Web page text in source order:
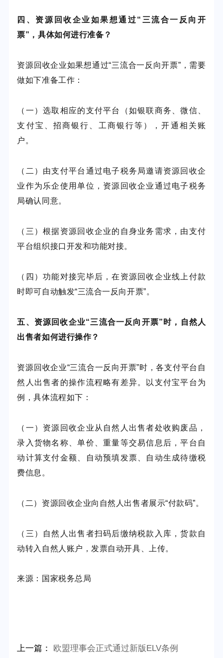
四、资源回收企业如果想通过“三流合一反向开
票”，具体如何进行准备？
资源回收企业如果想通过“三流合一反向开票”，需要
做如下准备工作：
（一）选取相应的支付平台（如银联商务、微信、
支付宝、招商银行、工商银行等），开通相关账
户。
（二）由支付平台通过电子税务局邀请资源回收企
业作为乐企使用单位，资源回收企业通过电子税务
局确认同意。
（三）根据资源回收企业的自身业务需求，由支付
平台组织接口开发和功能对接。
（四）功能对接完毕后，在资源回收企业线上付款
时即可自动触发“三流合一反向开票”。
五、资源回收企业“三流合一反向开票”时，自然人
出售者如何进行操作？
资源回收企业“三流合一反向开票”时，各支付平台自
然人出售者的操作流程略有差异。以支付宝平台为
例，具体流程如下：
（一）资源回收企业从自然人出售者处收购废品，
录入货物名称、单价、重量等交易信息后，平台自
动计算支付金额、自动预填发票、自动生成待缴税
费信息。
（二）资源回收企业向自然人出售者展示“付款码”。
（三）自然人出售者扫码后缴纳税款入库，货款自
动转入自然人账户，发票自动开具、上传。
来源：国家税务总局
上一篇： 欧盟理事会正式通过新版ELV条例